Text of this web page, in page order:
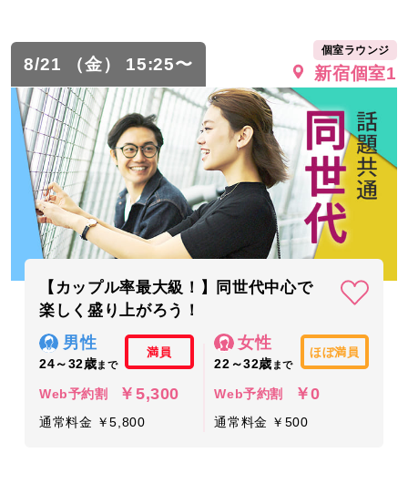
8/21 （金） 15:25〜
個室ラウンジ
新宿個室1
【カップル率最大級！】同世代中心で
楽しく盛り上がろう！
男性
24～32歳まで
満員
Web予約割 ￥5,300
通常料金 ￥5,800
女性
22～32歳 まで
ほぼ満員
Web予約割 ￥0
通常料金 ￥500